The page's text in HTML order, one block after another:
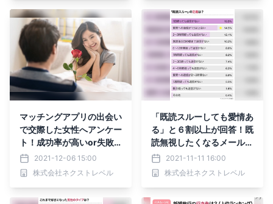
マッチングアプリの出会い
で交際した女性へアンケー
ト！成功率が高いor失敗
しやすい告白とは？
2021-12-06 15:00
株式会社ネクストレベル
「既読スルーしても愛情あ
る」と６割以上が回答！既
読無視したくなるメール１
５条件2021-11-11 16:00
株式会社ネクストレベル